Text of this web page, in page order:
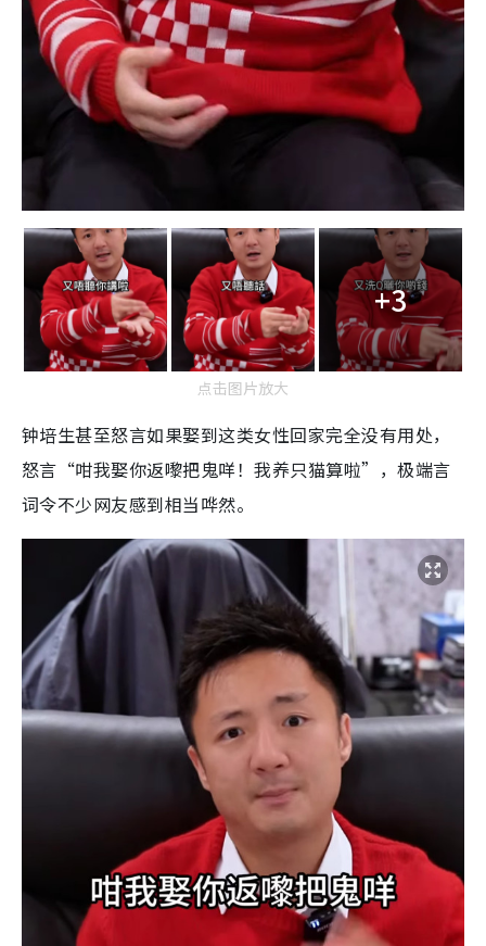
+3
点击图片放大
钟培生甚至怒言如果娶到这类女性回家完全没有用处，
怒言“咁我娶你返嚟把鬼咩！我养只猫算啦”，极端言
词令不少网友感到相当哗然。